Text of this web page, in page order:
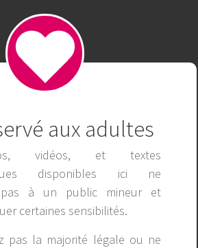
aux adultes
vidéos, et textes
disponibles ici ne
pas à un public mineur et
certaines sensibilités.
pas la majorité légale ou ne